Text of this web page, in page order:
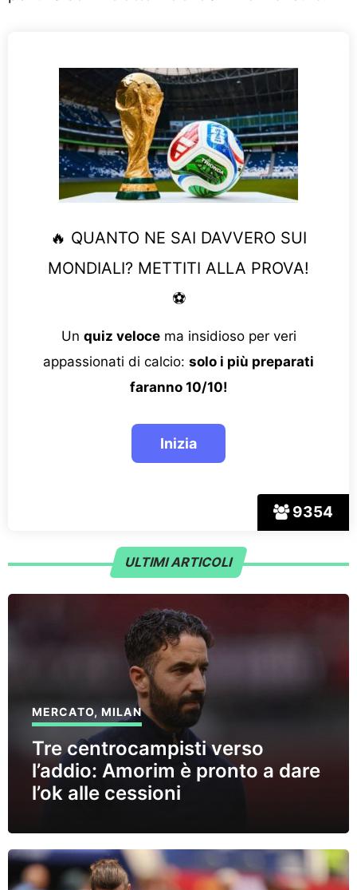
9354
🔥 QUANTO NE SAI DAVVERO SUI
MONDIALI? METTITI ALLA PROVA!
⚽
Un quiz velocema insidioso per veri
appassionati di calcio: solo i più preparati
faranno 10/10!
ULTIMI ARTICOLI
MERCATO,MILAN
Tre centrocampisti verso
l’addio: Amorim è pronto a dare
l’ok alle cessioni